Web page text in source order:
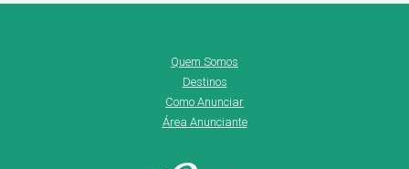
Quem Somos
Destinos
Como Anunciar
Área Anunciante